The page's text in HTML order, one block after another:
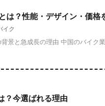
は？性能・デザイン・価格
イク
景と急成長の理由 中国のバイク
？今選ばれる理由